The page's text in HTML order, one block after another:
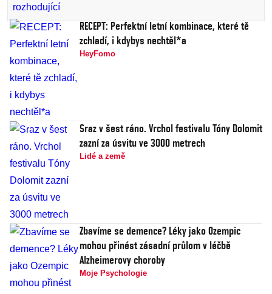
RECEPT: Perfektní letní kombinace, které tě
zchladí, i kdybys nechtěl*a
HeyFomo
Sraz v šest ráno. Vrchol festivalu Tóny Dolomit
zazní za úsvitu ve 3000 metrech
Lidé a země
Zbavíme se demence? Léky jako Ozempic
mohou přinést zásadní průlom v léčbě
Alzheimerovy choroby
Moje Psychologie